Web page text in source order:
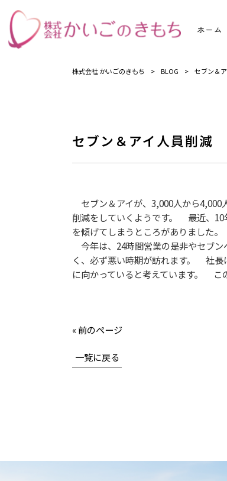
ホーム
株式会社 かいごのきもち > BLOG > セブン＆
セブン＆アイ人員削減
セブン＆アイが、3,000人から
削減をしていくようです。 最近、10
を傾げてしまうところがありました
今年は、24時間営業の是非やセブ
く、必ず悪い時期が訪れます。 社長
に向かっていると考えています。 こ
« 前のページ
一覧に戻る